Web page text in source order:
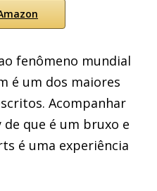
fenômeno mundial
é um dos maiores
Acompanhar
que é um bruxo e
é uma experiência